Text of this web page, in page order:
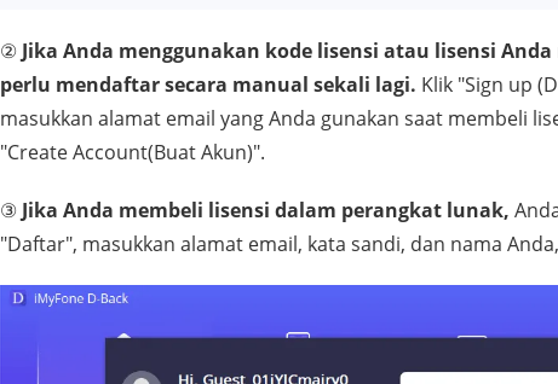
② Jika Anda menggunakan kode lisensi atau lisensi
perlu mendaftar secara manual sekali lagi. Klik "Sign up
masukkan alamat email yang Anda gunakan saat membeli
"Create Account(Buat Akun)".
③ Jika Anda membeli lisensi dalam perangkat lunak,
"Daftar", masukkan alamat email, kata sandi, dan nama